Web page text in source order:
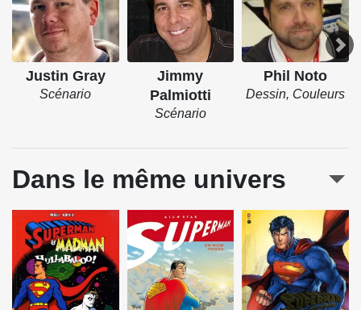
Justin Gray
Scénario
Jimmy
Palmiotti
Scénario
Phil Noto
Dessin, Couleurs
Dans le même univers